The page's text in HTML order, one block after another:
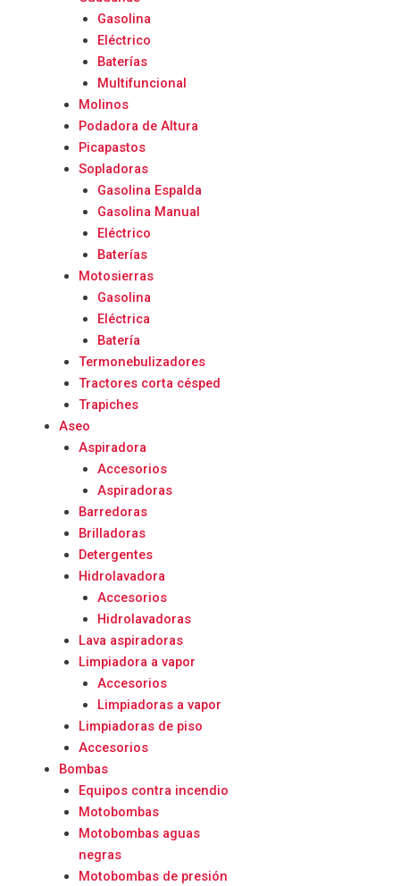
Gasolina
Eléctrico
Baterías
Multifuncional
Molinos
Podadora de Altura
Picapastos
Sopladoras
Gasolina Espalda
Gasolina Manual
Eléctrico
Baterías
Motosierras
Gasolina
Eléctrica
Batería
Termonebulizadores
Tractores corta césped
Trapiches
Aseo
Aspiradora
Accesorios
Aspiradoras
Barredoras
Brilladoras
Detergentes
Hidrolavadora
Accesorios
Hidrolavadoras
Lava aspiradoras
Limpiadora a vapor
Accesorios
Limpiadoras a vapor
Limpiadoras de piso
Accesorios
Bombas
Equipos contra incendio
Motobombas
Motobombas aguas
negras
Motobombas de presión